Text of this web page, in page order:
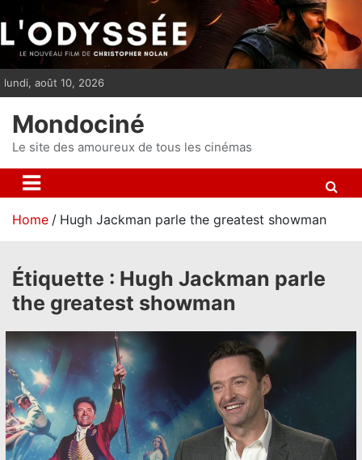
i
p
n
t
lundi, août 10, 2026
Mondociné
Le site des amoureux de tous les cinémas
Home Hugh Jackman parle the greatest showman
Étiquette : Hugh Jackman parle
the greatest showman